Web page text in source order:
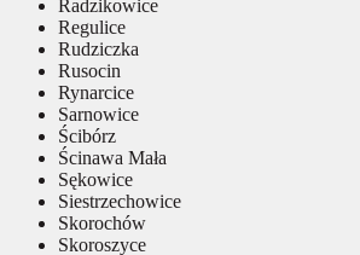
Radzikowice
Regulice
Rudziczka
Rusocin
Rynarcice
Sarnowice
Ścibórz
Ścinawa Mała
Sękowice
Siestrzechowice
Skorochów
Skoroszyce